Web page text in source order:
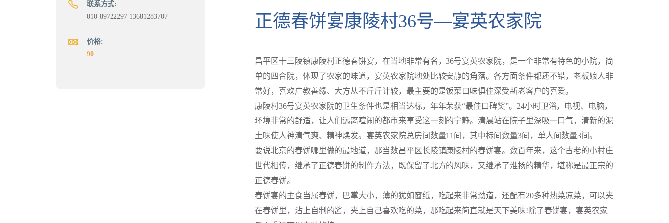
联系方式:
010-89722297 13681283707
价格:
90
正德春饼宴康陵村36号—宴英农家院
昌平区十三陵镇康陵村正德春饼宴，在当地非常有名，36号宴英农家院，是一个非常有特色的小院，简
单的四合院，体现了农家的味道，宴英农家院地处比较安静的角落。各方面条件都还不错，老板娘人非
常好，喜欢广教善缘、大方从不斤斤计较，最主要的是饭菜口味俱佳深受新老客户的喜爱。
康陵村36号宴英农家院的卫生条件也是相当达标，年年荣获“最佳口碑奖”。24小时卫浴，电视、电脑，
环境非常的舒适，让人们远离喧闹的都市来享受这一刻的宁静。清晨站在院子里深吸一口气，清新的泥
土味使人神清气爽、精神焕发。宴英农家院总房间数量11间，其中标间数量3间，单人间数量3间。
要说北京的春饼哪里做的最地道，那当数昌平区长陵镇康陵村的春饼宴。数百年来，这个古老的小村庄
世代相传，继承了正德春饼的制作方法，既保留了北方的风味，又继承了淮扬的精华，堪称是最正宗的
正德春饼。
春饼宴的主食当属春饼，巴掌大小，薄的犹如窗纸，吃起来非常劲道，还配有20多种热菜凉菜，可以夹
在春饼里，沾上自制的酱，夹上自己喜欢吃的菜，那吃起来简直就是天下美味!除了春饼宴，宴英农家